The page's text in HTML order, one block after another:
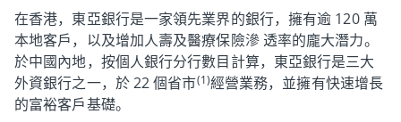
在香港，東亞銀行是一家領先業界的銀行，擁有逾 120 萬
本地客戶，以及增加人壽及醫療保險滲 透率的龐大潛力。
於中國內地，按個人銀行分行數目計算，東亞銀行是三大
外資銀行之一，於 22 個省市(1)經營業務，並擁有快速增長
的富裕客戶基礎。